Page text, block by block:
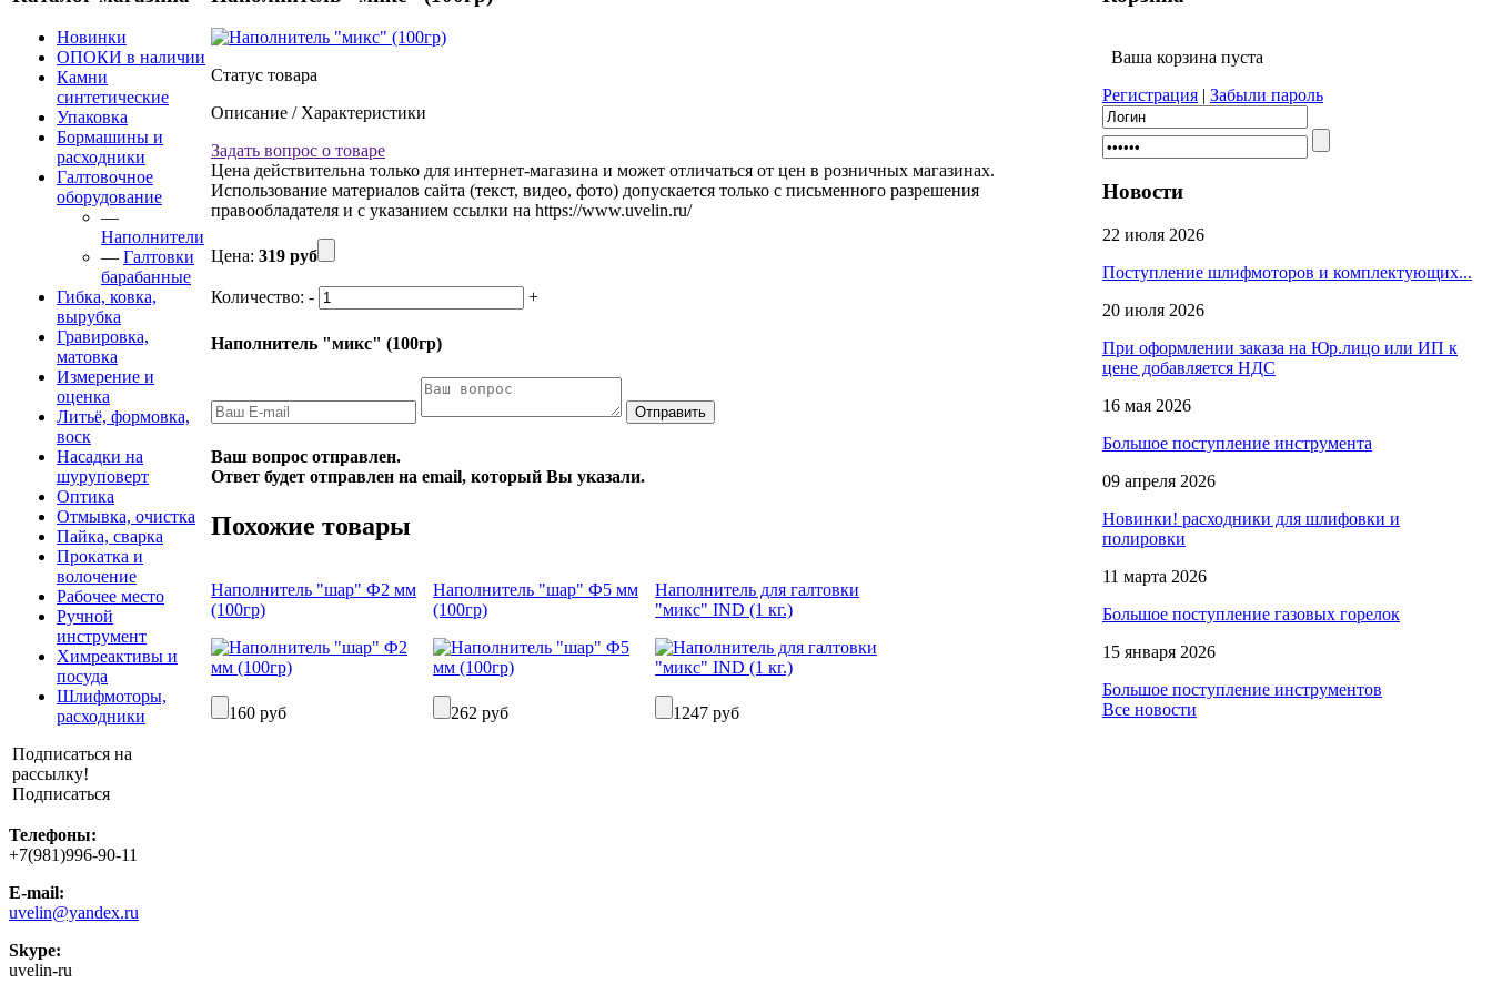
Новинки
ОПОКИ в наличии
Камни
синтетические
Упаковка
Бормашины и
расходники
Галтовочное
оборудование
—
Наполнители
— Галтовки
барабанные
Гибка, ковка,
вырубка
Гравировка,
матовка
Измерение и
оценка
Литьё, формовка,
воск
Насадки на
шуруповерт
Оптика
Отмывка, очистка
Пайка, сварка
Прокатка и
волочение
Рабочее место
Ручной
инструмент
Химреактивы и
посуда
Шлифмоторы,
расходники
Подписаться на
рассылку!
Подписаться
Статус товара
Описание / Характеристики
Задать вопрос о товаре
Цена действительна только для интернет-магазина и может отличаться от цен в розничных магазинах.
Использование материалов сайта (текст, видео, фото) допускается только с письменного разрешения
правообладателя и с указанием ссылки на https://www.uvelin.ru/
Цена: 319 руб
Количество: - +
Наполнитель "микс" (100гр)
Ваш вопрос отправлен.
Ответ будет отправлен на email, который Вы указали.
Похожие товары
Наполнитель "шар" Ф2 мм
(100гр)
160 руб
Наполнитель "шар" Ф5 мм
(100гр)
262 руб
Наполнитель для галтовки
"микс" IND (1 кг.)
1247 руб
Ваша корзина пуста
Регистрация | Забыли пароль
Новости
22 июля 2026
Поступление шлифмоторов и комплектующих...
20 июля 2026
При оформлении заказа на Юр.лицо или ИП к
цене добавляется НДС
16 мая 2026
Большое поступление инструмента
09 апреля 2026
Новинки! расходники для шлифовки и
полировки
11 марта 2026
Большое поступление газовых горелок
15 января 2026
Большое поступление инструментов
Все новости
Телефоны:
+7(981)996-90-11
E-mail:
uvelin@yandex.ru
Skype:
uvelin-ru